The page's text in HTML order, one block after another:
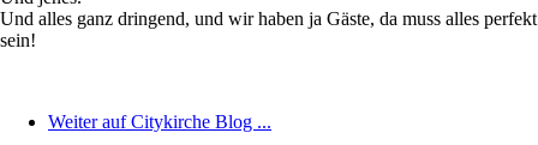
Und alles ganz dringend, und wir haben ja Gäste, da muss alles perfekt
sein!
Weiter auf Citykirche Blog ...